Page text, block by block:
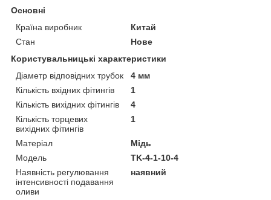
Основні
Країна виробник
Китай
Стан
Нове
Користувальницькі характеристики
Діаметр відповідних трубок
4 мм
Кількість вхідних фітингів
1
Кількість вихідних фітингів
4
Кількість торцевих
вихідних фітингів
1
Матеріал
Мідь
Мoдель
TK-4-1-10-4
Наявність регулювання
інтенсивності подавання
оливи
наявний